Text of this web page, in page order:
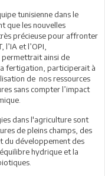
tunisienne dans le
que les nouvelles
précieuse pour affronter
et l’OPI,
permettrait ainsi de
fertigation, participerait à
de nos ressources
sans compter l’impact
dans l'agriculture sont
de pleins champs, des
du développement des
hydrique et la